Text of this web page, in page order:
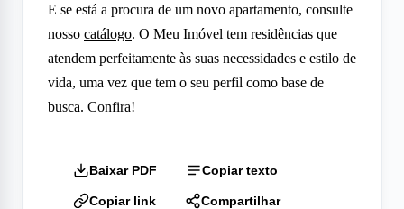
E se está a procura de um novo apartamento, consulte
nosso catálogo. O Meu Imóvel tem residências que
atendem perfeitamente às suas necessidades e estilo de
vida, uma vez que tem o seu perfil como base de
busca. Confira!
Baixar PDF Copiar texto
Copiar link Compartilhar